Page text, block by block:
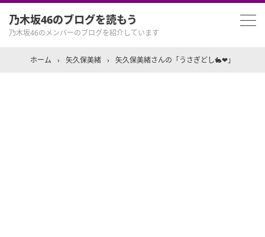
乃木坂46のブログを読もう
乃木坂46のメンバーのブログを紹介しています
ホーム › 矢久保美緒 › 矢久保美緒さんの「うさぎどし🐇❤︎」